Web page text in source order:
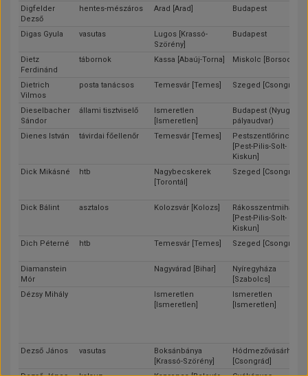
Digfelder
Dezső
hentes-mészáros Arad [Arad] Budapest
Digas Gyula vasutas
Lugos [Krassó-
Szörény]
Budapest
Dietz
Ferdinánd
tábornok Kassa [Abaúj-Torna] Miskolc [Borsod]
Dietrich
Vilmos
posta tanácsos Temesvár [Temes] Szeged [Csongrád]
Dieselbacher
Sándor
állami tisztviselő
Ismeretlen
[Ismeretlen]
Budapest (Nyugati
pályaudvar)
Dienes István távirdai főellenőr Temesvár [Temes]
Pestszentlőrinc
[Pest-Pilis-Solt-
Kiskun]
Dick Mikásné htb
Nagybecskerek
[Torontál]
Szeged [Csongrád]
Dick Bálint asztalos Kolozsvár [Kolozs]
Rákosszentmihály
[Pest-Pilis-Solt-
Kiskun]
Dich Péterné htb Temesvár [Temes] Szeged [Csongrád]
Diamanstein
Mór
Nagyvárad [Bihar]
Nyíregyháza
[Szabolcs]
Dézsy Mihály
Ismeretlen
[Ismeretlen]
Ismeretlen
[Ismeretlen]
Dezső János vasutas
Boksánbánya
[Krassó-Szörény]
Hódmezővásárhely
[Csongrád]